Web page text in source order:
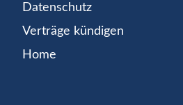
Datenschutz
Verträge kündigen
Home